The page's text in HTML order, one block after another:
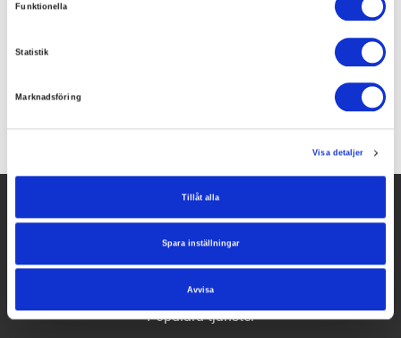
andra teknologier för att samla in personuppgifter:
Funktionella
Statistik
Marknadsföring
Visa detaljer
Tillåt alla
Spara inställningar
Avvisa
Hjälp
Företaget
Partners
Populära tjänster